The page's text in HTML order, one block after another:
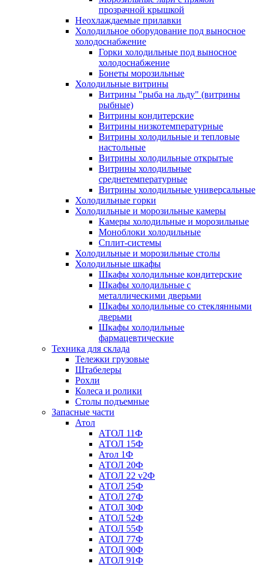
прозрачной крышкой
Неохлаждаемые прилавки
Холодильное оборудование под выносное
холодоснабжение
Горки холодильные под выносное
холодоснабжение
Бонеты морозильные
Холодильные витрины
Витрины "рыба на льду" (витрины
рыбные)
Витрины кондитерские
Витрины низкотемпературные
Витрины холодильные и тепловые
настольные
Витрины холодильные открытые
Витрины холодильные
среднетемпературные
Витрины холодильные универсальные
Холодильные горки
Холодильные и морозильные камеры
Камеры холодильные и морозильные
Моноблоки холодильные
Сплит-системы
Холодильные и морозильные столы
Холодильные шкафы
Шкафы холодильные кондитерские
Шкафы холодильные с
металлическими дверьми
Шкафы холодильные со стеклянными
дверьми
Шкафы холодильные
фармацевтические
Техника для склада
Тележки грузовые
Штабелеры
Рохли
Колеса и ролики
Столы подъемные
Запасные части
Атол
АТОЛ 11Ф
АТОЛ 15Ф
Атол 1Ф
АТОЛ 20Ф
АТОЛ 22 v2Ф
АТОЛ 25Ф
АТОЛ 27Ф
АТОЛ 30Ф
АТОЛ 52Ф
АТОЛ 55Ф
АТОЛ 77Ф
АТОЛ 90Ф
АТОЛ 91Ф